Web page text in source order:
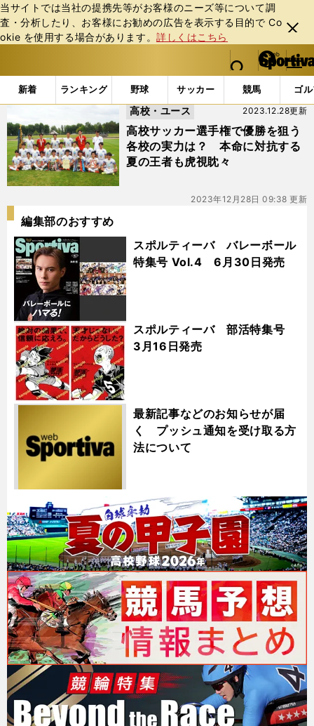
当サイトでは当社の提携先等がお客様のニーズ等について調
査・分析したり、お客様にお勧めの広告を表⽰する⽬的で Co
okie を使⽤する場合があります。詳しくはこちら
閉じ
る
web Sportiva (webスポルティーバ)
検索
マイペ
ー
ジ
メニュ
新着 ランキング 野球 サッカー 競馬 ゴ
b
ス
ル
テ
ィ
ー
バ
「#徳島市立」の最新ニュース・ 情報
高校サッカー選手権で優勝を狙う
各校の実力は？ 本命に対抗する
夏の王者も虎視眈々
2023.12.28更新
高校・ユース
2023年12月28日 09:38 更新
編集部のおすすめ
スポルティーバ バレーボール
特集号 Vol.4 6月30日発売
スポルティーバ 部活特集号
3月16日発売
最新記事などのお知らせが届
く プッシュ通知を受け取る方
法について